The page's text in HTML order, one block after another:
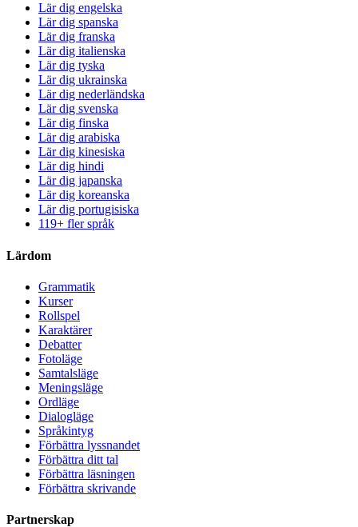
Lär dig engelska
Lär dig spanska
Lär dig franska
Lär dig italienska
Lär dig tyska
Lär dig ukrainska
Lär dig nederländska
Lär dig svenska
Lär dig finska
Lär dig arabiska
Lär dig kinesiska
Lär dig hindi
Lär dig japanska
Lär dig koreanska
Lär dig portugisiska
119+ fler språk
Lärdom
Grammatik
Kurser
Rollspel
Karaktärer
Debatter
Fotoläge
Samtalsläge
Meningsläge
Ordläge
Dialogläge
Språkintyg
Förbättra lyssnandet
Förbättra ditt tal
Förbättra läsningen
Förbättra skrivande
Partnerskap